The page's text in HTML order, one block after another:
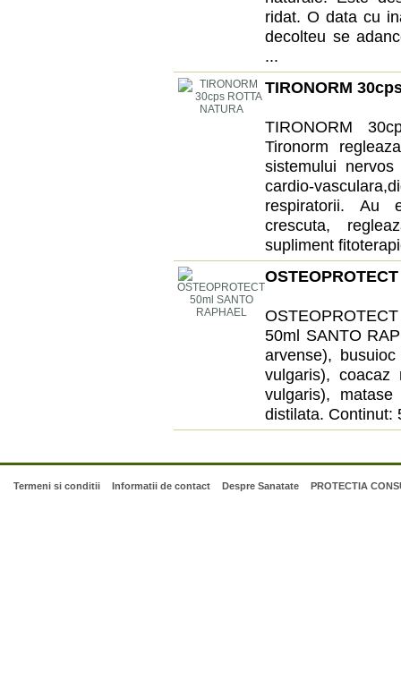
ridat. O data cu
decolteu se
...
TIRONORM
TIRONORM
Tironorm
sistemului
cardio-
respiratorii. Au
crescuta,
supliment
50ml SANTO
arvense),
vulgaris), coacaz
vulgaris),
distilata. Continut:
Termeni si conditii Informatii de contact Despre Sanatate PROTECTIA